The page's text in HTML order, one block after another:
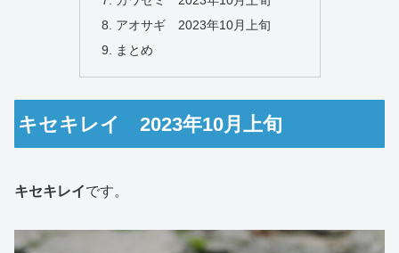
アオサギ 2023年10月上旬
まとめ
キセキレイ 2023年10月上旬
キセキレイです。